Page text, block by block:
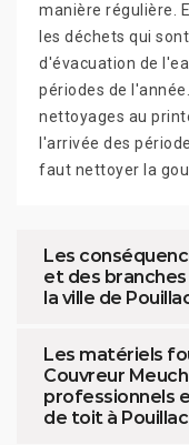
manière régulière.
les déchets qui
d'évacuation de
périodes de
nettoyages au
l'arrivée des
faut nettoyer la
Les
et des
la ville de
Les matériels
Couvreur
professionnels
de toit à Pouillac